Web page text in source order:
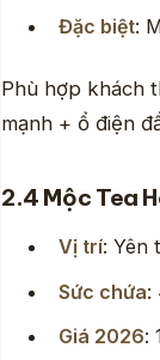
Đặc biệt:
Phù hợp khách
mạnh + ổ điện
2.4 Mộc Tea
Vị trí: Yên
Sức chứa:
Giá 2026: